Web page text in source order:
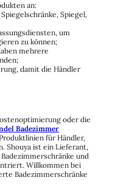
an:
Spiegel,
um
zu können;
mehrere
damit die Händler
oder die
Badezimmer
für Händler,
Shouya ist ein Lieferant,
und
Willkommen bei
Badezimmerschränke